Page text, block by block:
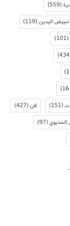
(559)
تبييض اليدين(119)
(101)
(151) فن(427)
الحديوي(97)